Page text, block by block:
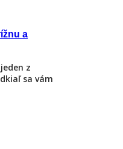
a
z
sa vám